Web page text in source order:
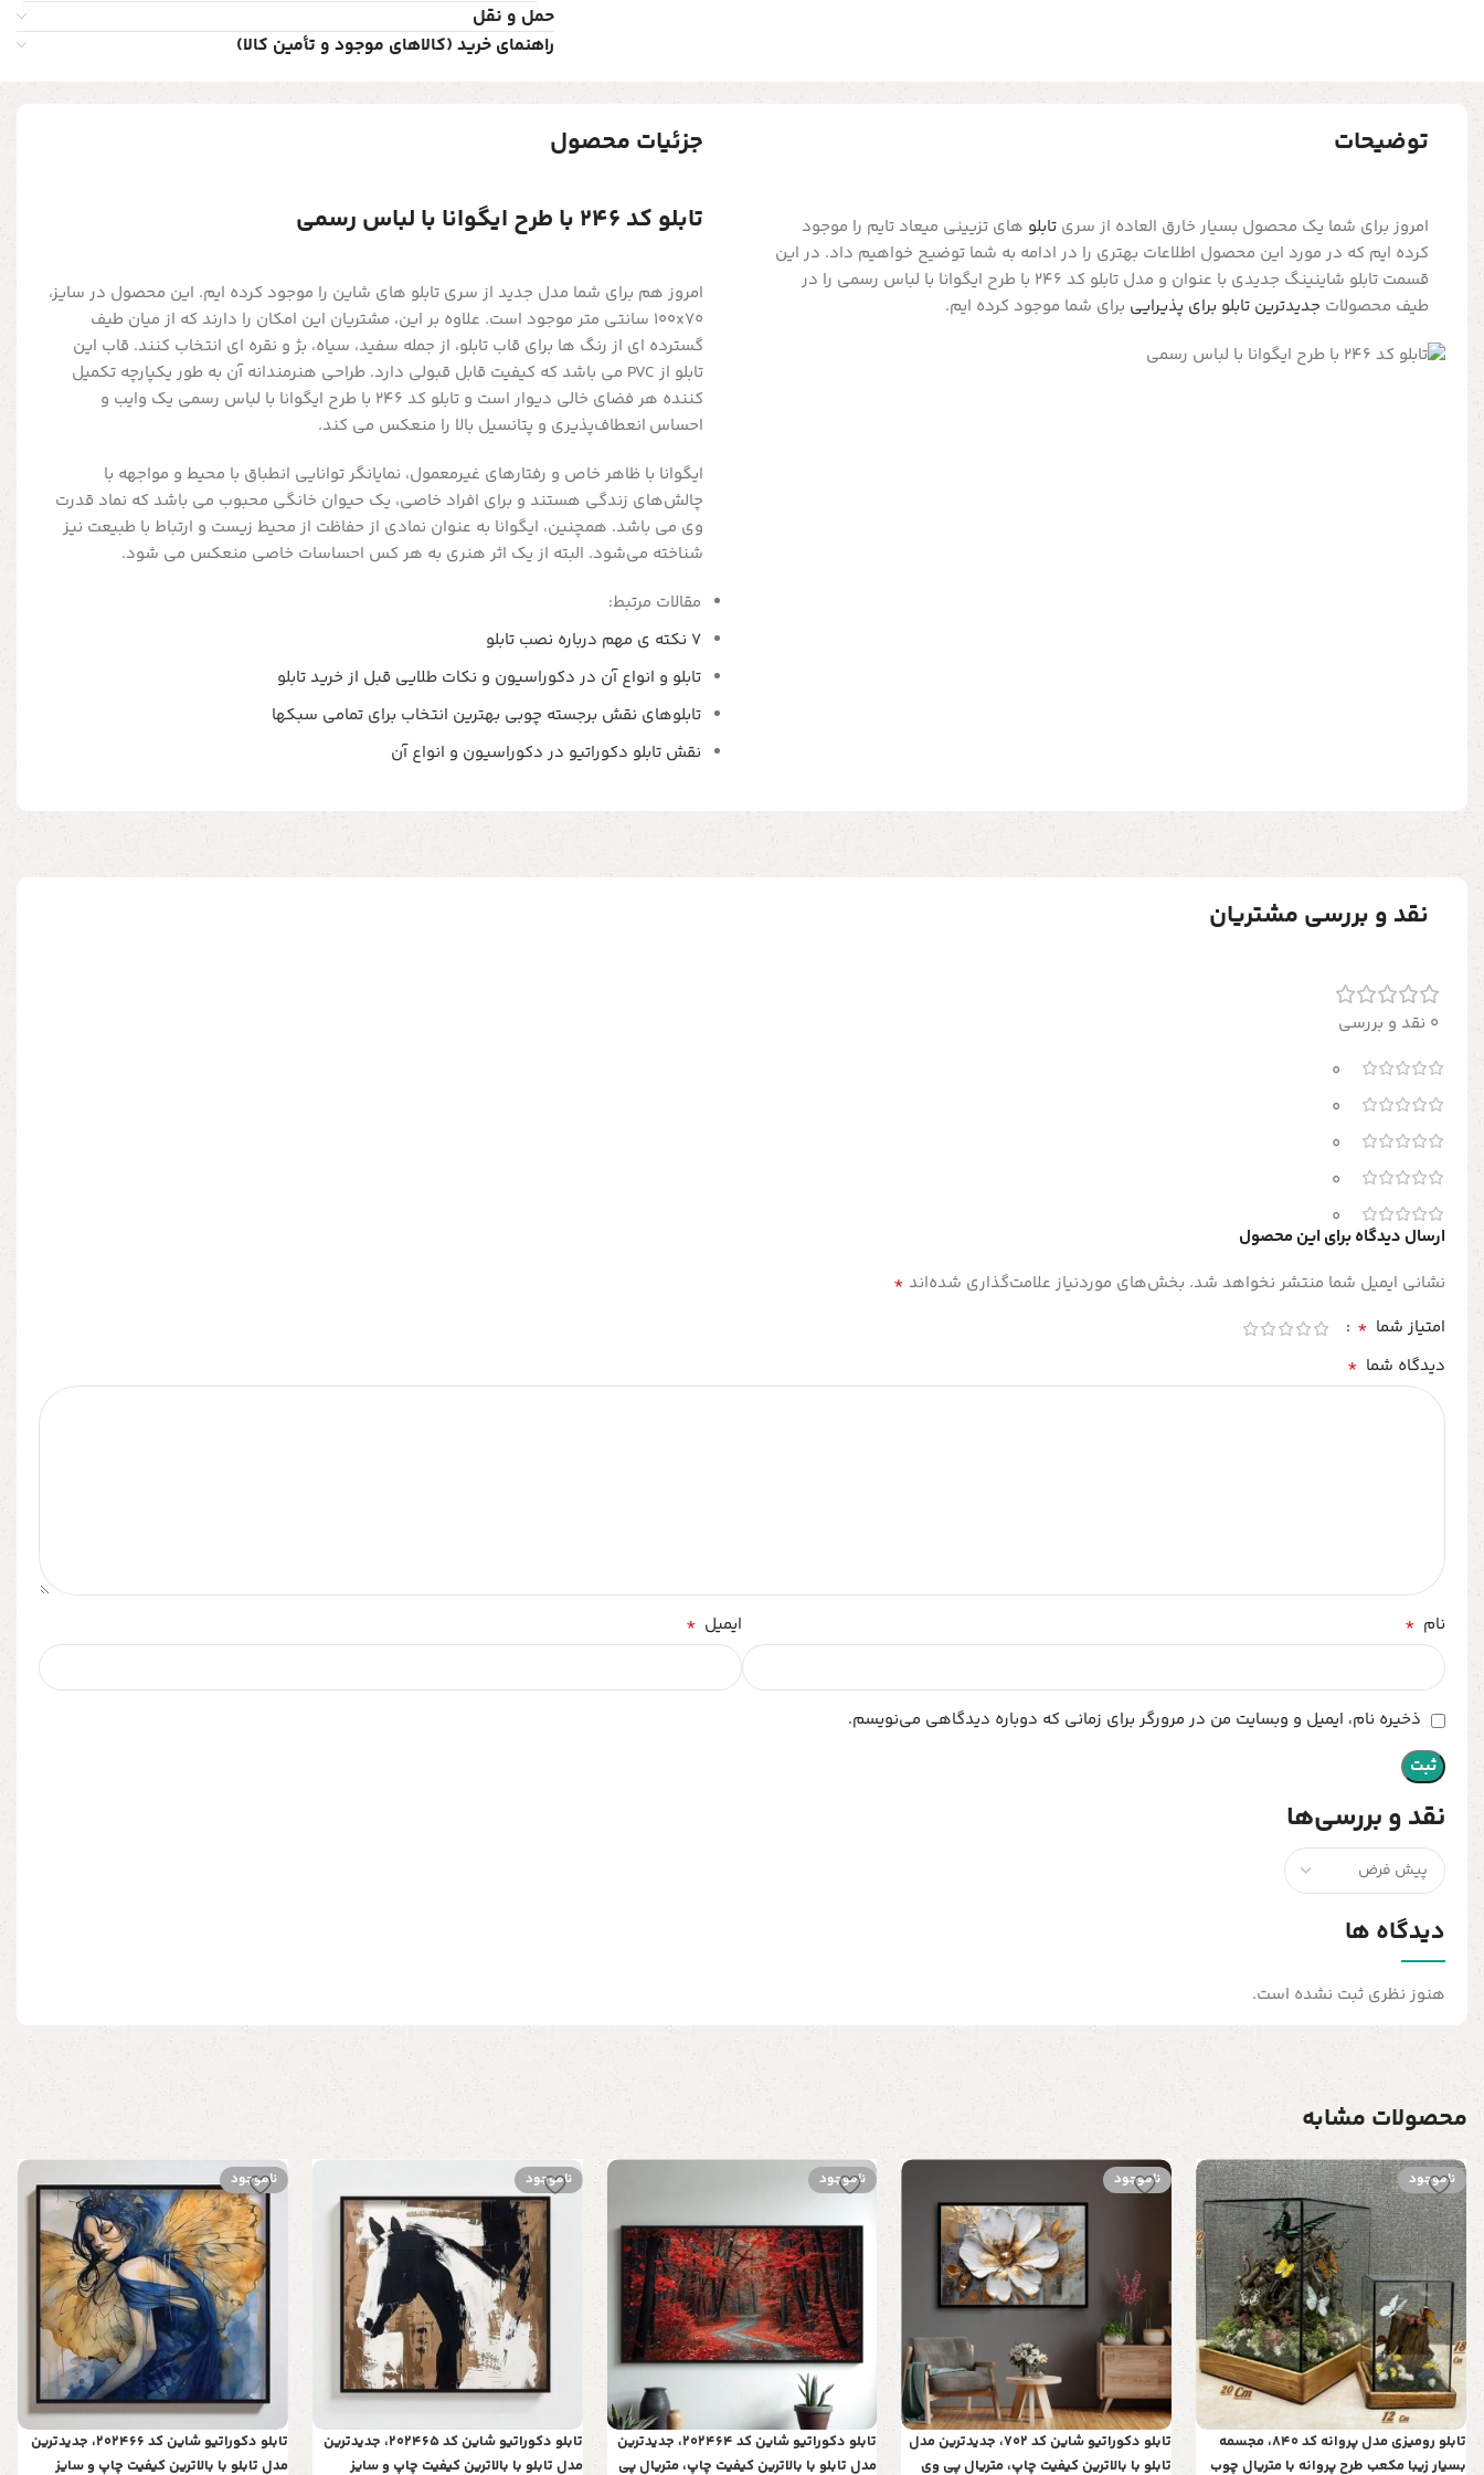
حمل و نقل
راهنمای خرید (کالاهای موجود و تأمین کالا)
توضیحات
امروز برای شما یک محصول بسیار خارق العاده از سری تابلو های تزیینی میعاد تایم را موجود
کرده ایم که در مورد این محصول اطلاعات بهتری را در ادامه به شما توضیح خواهیم داد. در این
قسمت تابلو شاینینگ جدیدی با عنوان و مدل تابلو کد 246 با طرح ایگوانا با لباس رسمی را در
طیف محصولات جدیدترین تابلو برای پذیرایی برای شما موجود کرده ایم.
جزئیات محصول
تابلو کد 246 با طرح ایگوانا با لباس رسمی
امروز هم برای شما مدل جدید از سری تابلو های شاین را موجود کرده ایم. این محصول در سایز،
100x70 سانتی متر موجود است. علاوه بر این، مشتریان این امکان را دارند که از میان طیف
گسترده ای از رنگ ها برای قاب تابلو، از جمله سفید، سیاه، بژ و نقره ای انتخاب کنند. قاب این
تابلو از PVC می باشد که کیفیت قابل قبولی دارد. طراحی هنرمندانه آن به طور یکپارچه تکمیل
کننده هر فضای خالی دیوار است و تابلو کد 246 با طرح ایگوانا با لباس رسمی یک وایب و
احساس انعطاف‌پذیری و پتانسیل بالا را منعکس می کند.
ایگوانا با ظاهر خاص و رفتارهای غیرمعمول، نمایانگر توانایی انطباق با محیط و مواجهه با
چالش‌های زندگی هستند و برای افراد خاصی، یک حیوان خانگی محبوب می باشد که نماد قدرت
وی می باشد. همچنین، ایگوانا به عنوان نمادی از حفاظت از محیط زیست و ارتباط با طبیعت نیز
شناخته می‌شود. البته از یک اثر هنری به هر کس احساسات خاصی منعکس می شود.
مقالات مرتبط:
7 نکته ی مهم درباره نصب تابلو
تابلو و انواع آن در دکوراسیون و نکات طلایی قبل از خرید تابلو
تابلوهای نقش برجسته چوبی بهترین انتخاب برای تمامی سبکها
نقش تابلو دکوراتیو در دکوراسیون و انواع آن
نقد و بررسی مشتریان
0 نقد و بررسی
0
0
0
0
0
نقد و بررسی‌ها
دیدگاه ها
هنوز نظری ثبت نشده است.
ارسال دیدگاه برای این محصول
نشانی ایمیل شما منتشر نخواهد شد. بخش‌های موردنیاز علامت‌گذاری شده‌اند *
امتیاز شما *
دیدگاه شما *
نام * ایمیل *
ذخیره نام، ایمیل و وبسایت من در مرورگر برای زمانی که دوباره دیدگاهی می‌نویسم.
محصولات مشابه
ناموجود
تابلو رومیزی مدل پروانه کد 840، مجسمه
بسیار زیبا مکعب طرح پروانه با متریال چوب
ناموجود
تابلو دکوراتیو شاین کد 702، جدیدترین مدل
تابلو با بالاترین کیفیت چاپ، متریال پی وی
ناموجود
تابلو دکوراتیو شاین کد 202464، جدیدترین
مدل تابلو با بالاترین کیفیت چاپ، متریال پی
ناموجود
تابلو دکوراتیو شاین کد 202465، جدیدترین
مدل تابلو با بالاترین کیفیت چاپ و سایز
ناموجود
تابلو دکوراتیو شاین کد 202466، جدیدترین
مدل تابلو با بالاترین کیفیت چاپ و سایز